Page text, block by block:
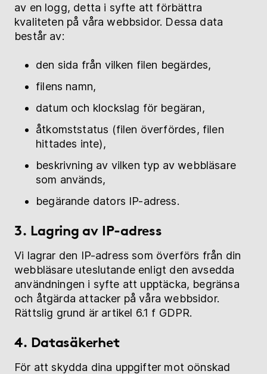
av en logg, detta i syfte att förbättra
kvaliteten på våra webbsidor. Dessa data
består av:
den sida från vilken filen begärdes,
filens namn,
datum och klockslag för begäran,
åtkomststatus (filen överfördes, filen
hittades inte),
beskrivning av vilken typ av webbläsare
som används,
begärande dators IP-adress.
3. Lagring av IP-adress
Vi lagrar den IP-adress som överförs från din
webbläsare uteslutande enligt den avsedda
användningen i syfte att upptäcka, begränsa
och åtgärda attacker på våra webbsidor.
Rättslig grund är artikel 6.1 f GDPR.
4. Datasäkerhet
För att skydda dina uppgifter mot oönskad